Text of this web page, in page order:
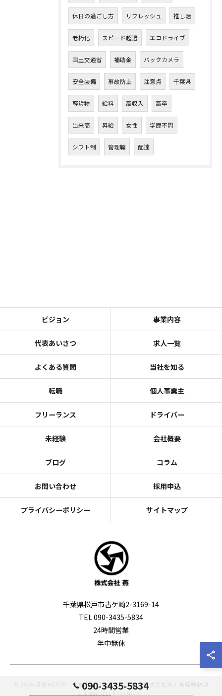
休日の過ごし方 リフレッシュ 推し活
老朽化 スピード超過 エコドライブ
国土交通省 補助金 バックカメラ
安全装備 事故防止 注意点 千葉県
軽貨物 給料 高収入 高卒
出来高 昇給 女性 学歴不問
シフト制 管理職 配達
090-3435-5834
ビジョン 事業内容
代表あいさつ 求人一覧
よくある質問 当社を知る
転職 個人事業主
フリーランス ドライバー
未経験 会社概要
ブログ コラム
お問い合わせ 採用申込
プライバシーポリシー サイトマップ
千葉県松戸市古ケ崎2-3169-14
TEL 090-3435-5834
24時間営業
年中無休
© 2026 月収60万円！千葉のドライバー転職なら株式会社燕｜未経験歓迎
ALL RIGHTS RESERVED.